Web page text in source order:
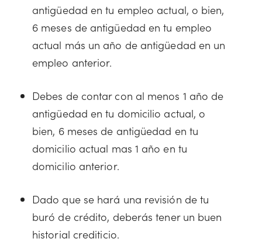
antigüedad en tu empleo actual, o bien,
6 meses de antigüedad en tu empleo
actual más un año de antigüedad en un
empleo anterior.
Debes de contar con al menos 1 año de
antigüedad en tu domicilio actual, o
bien, 6 meses de antigüedad en tu
domicilio actual mas 1 año en tu
domicilio anterior.
Dado que se hará una revisión de tu
buró de crédito, deberás tener un buen
historial crediticio.